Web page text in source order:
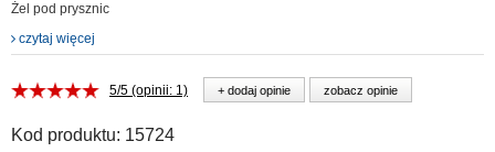
Żel pod prysznic
czytaj więcej
5/5 (opinii: 1) + dodaj opinie zobacz opinie
Kod produktu: 15724